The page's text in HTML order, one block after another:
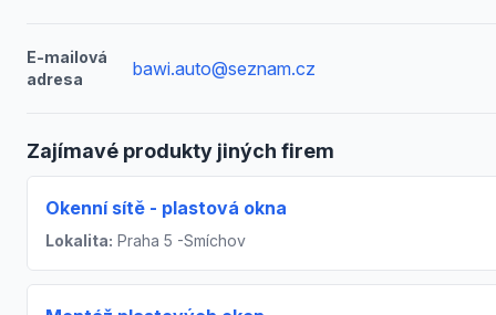
E-mailová
adresa
bawi.auto@seznam.cz
Zajímavé produkty jiných firem
Okenní sítě - plastová okna
Lokalita: Praha 5 -Smíchov